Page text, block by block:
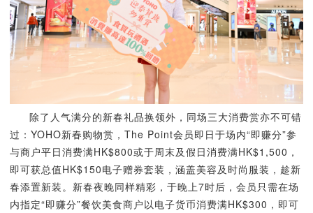
除了人气满分的新春礼品换领外，同场三大消费赏亦不可错
过：YOHO新春购物赏，The Point会员即日于场内“即赚分”参
与商户平日消费满HK$800或于周末及假日消费满HK$1,500，
即可获总值HK$150电子赠券套装，涵盖美容及时尚服装，趁新
春添置新装。新春夜晚同样精彩，于晚上7时后，会员只需在场
内指定“即赚分”餐饮美食商户以电子货币消费满HK$300，即可